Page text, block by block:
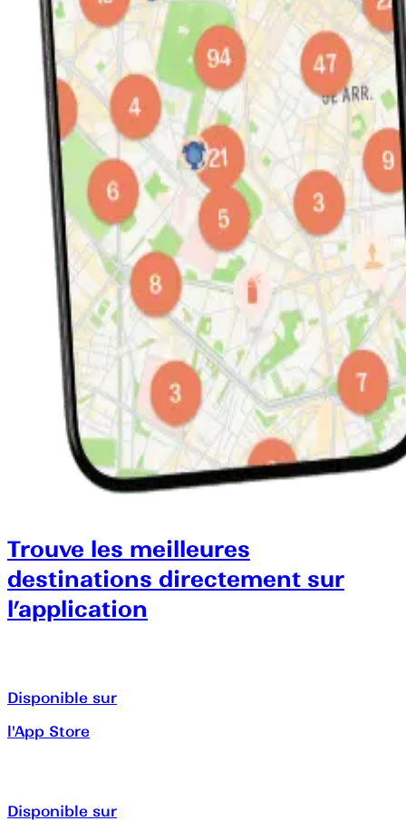
Trouve les meilleures
destinations directement sur
l’application
Disponible sur
l'App Store
Disponible sur